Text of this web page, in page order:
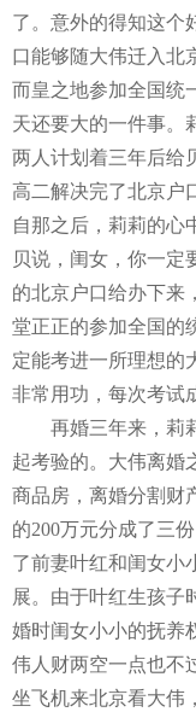
了。意外的得知这个
口能够随大伟迁入北
而皇之地参加全国统
天还要大的一件事。
两人计划着三年后给
高二解决完了北京户
自那之后，莉莉的心
贝说，闺女，你一定
的北京户口给办下来
堂正正的参加全国的
定能考进一所理想的
非常用功，每次考试
再婚三年来，莉莉
起考验的。大伟离婚
商品房，离婚分割财
的200万元分成了三
了前妻叶红和闺女小
展。由于叶红生孩子
婚时闺女小小的抚养
伟人财两空一点也不
坐飞机来北京看大伟